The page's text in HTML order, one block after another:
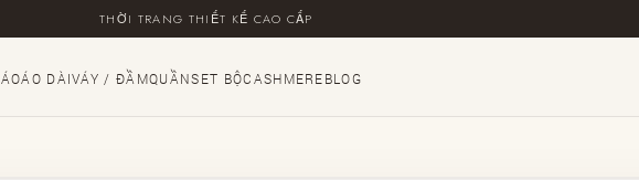
MIỄN PHÍ GIAO HÀNG CHO ĐƠN TỪ 500K
THỜI TRANG THIẾT KẾ CAO CẤP
ÁOÁO DÀIVÁY / ĐẦMQUẦNSET BỘCASHMEREBLOG